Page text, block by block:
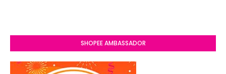
SHOPEE AMBASSADOR